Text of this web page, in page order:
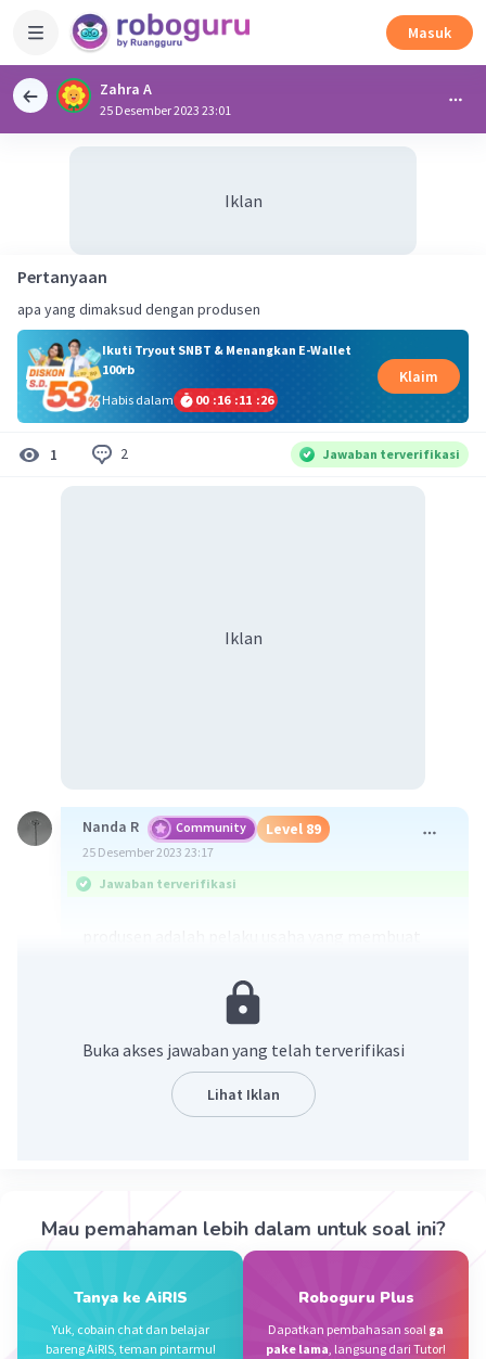
Masuk
Zahra A
25 Desember 2023 23:01
Iklan
Pertanyaan
apa yang dimaksud dengan produsen
Ikuti Tryout SNBT & Menangkan E-Wallet
100rb
Habis dalam
00 :16 :11 :26
Klaim
1 2 Jawaban terverifikasi
Iklan
Nanda R Community Level 89
25 Desember 2023 23:17
Jawaban terverifikasi
Level 16
31 Desember 2023 09:57
atau jasa. Kegiatan yang dilakukan dalam
pembuatan barang dan jasa dinamakan kegiatan
Beri Rating
Buka akses jawaban yang telah terverifikasi
Lihat Iklan
Mau pemahaman lebih dalam untuk soal ini?
Tanya ke AiRIS
Yuk, cobain chat dan belajar
bareng AiRIS, teman pintarmu!
Roboguru Plus
Dapatkan pembahasan soal ga
pake lama, langsung dari Tutor!